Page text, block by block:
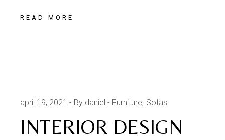
READ MORE
april 19, 2021 By daniel Furniture Sofas
INTERIOR DESIGN